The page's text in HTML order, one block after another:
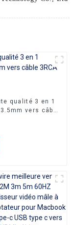
qualité 3 en 1
vers câble